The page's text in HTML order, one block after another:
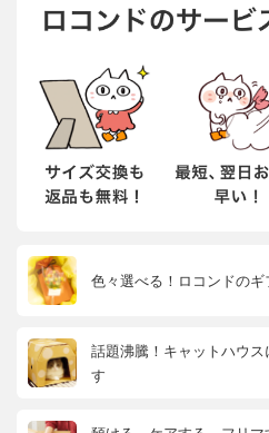
色々選べる！ロコンドのギ
話題沸騰！キャットハウ
す